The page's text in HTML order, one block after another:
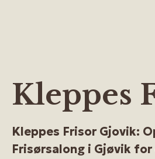
Kleppes
Kleppes Frisor Gjovik:
Frisørsalong i Gjøvik